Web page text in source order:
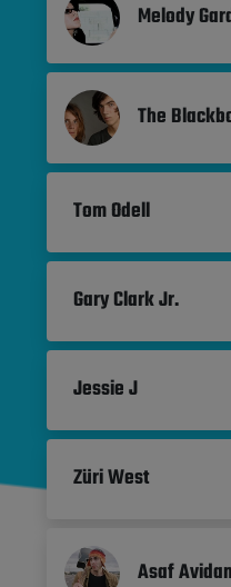
Melody
The
Tom Odell
Gary Clark Jr.
Jessie J
Züri West
Asaf Avidan